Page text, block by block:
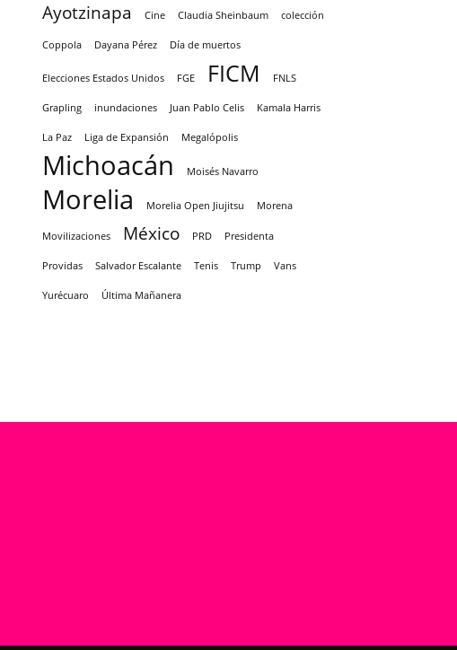
Ayotzinapa Cine Claudia Sheinbaum colección
Coppola Dayana Pérez Día de muertos
Elecciones Estados Unidos FGE FICM FNLS
Grapling inundaciones Juan Pablo Celis Kamala Harris
La Paz Liga de Expansión Megalópolis
Michoacán Moisés Navarro
Morelia Morelia Open Jiujitsu Morena
Movilizaciones México PRD Presidenta
Providas Salvador Escalante Tenis Trump Vans
Yurécuaro Última Mañanera